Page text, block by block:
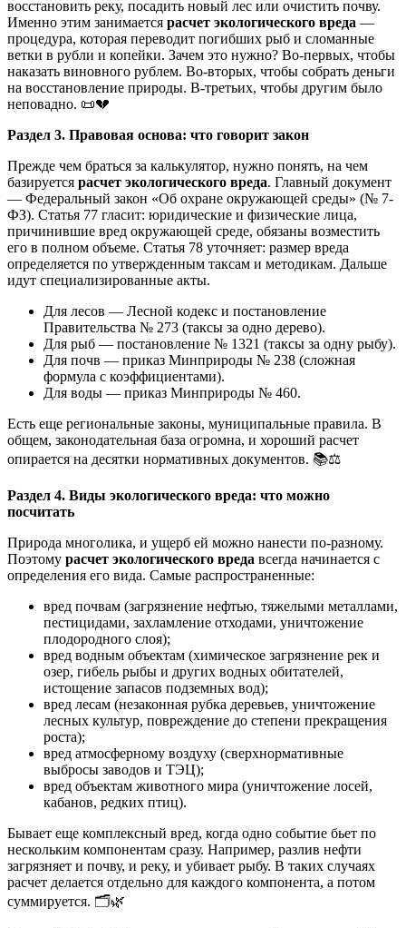
восстановить реку, посадить новый лес или очистить почву.
Именно этим занимается расчет экологического вреда —
процедура, которая переводит погибших рыб и сломанные
ветки в рубли и копейки. Зачем это нужно? Во-первых, чтобы
наказать виновного рублем. Во-вторых, чтобы собрать деньги
на восстановление природы. В-третьих, чтобы другим было
неповадно. 📜💔
Раздел 3. Правовая основа: что говорит закон
Прежде чем браться за калькулятор, нужно понять, на чем
базируется расчет экологического вреда. Главный документ
— Федеральный закон «Об охране окружающей среды» (№ 7-
ФЗ). Статья 77 гласит: юридические и физические лица,
причинившие вред окружающей среде, обязаны возместить
его в полном объеме. Статья 78 уточняет: размер вреда
определяется по утвержденным таксам и методикам. Дальше
идут специализированные акты.
Для лесов — Лесной кодекс и постановление
Правительства № 273 (таксы за одно дерево).
Для рыб — постановление № 1321 (таксы за одну рыбу).
Для почв — приказ Минприроды № 238 (сложная
формула с коэффициентами).
Для воды — приказ Минприроды № 460.
Есть еще региональные законы, муниципальные правила. В
общем, законодательная база огромна, и хороший расчет
опирается на десятки нормативных документов. 📚⚖️
Раздел 4. Виды экологического вреда: что можно
посчитать
Природа многолика, и ущерб ей можно нанести по-разному.
Поэтому расчет экологического вреда всегда начинается с
определения его вида. Самые распространенные:
вред почвам (загрязнение нефтью, тяжелыми металлами,
пестицидами, захламление отходами, уничтожение
плодородного слоя);
вред водным объектам (химическое загрязнение рек и
озер, гибель рыбы и других водных обитателей,
истощение запасов подземных вод);
вред лесам (незаконная рубка деревьев, уничтожение
лесных культур, повреждение до степени прекращения
роста);
вред атмосферному воздуху (сверхнормативные
выбросы заводов и ТЭЦ);
вред объектам животного мира (уничтожение лосей,
кабанов, редких птиц).
Бывает еще комплексный вред, когда одно событие бьет по
нескольким компонентам сразу. Например, разлив нефти
загрязняет и почву, и реку, и убивает рыбу. В таких случаях
расчет делается отдельно для каждого компонента, а потом
суммируется. 🗂️🌿